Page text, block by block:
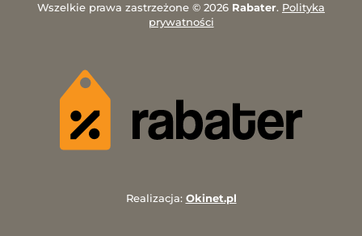
Wszelkie prawa zastrzeżone © 2026 Rabater. Polityka
prywatności
Realizacja: Okinet.pl